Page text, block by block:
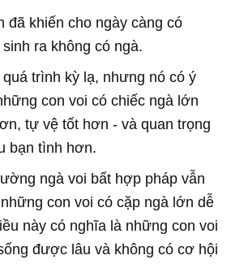
đã khiến cho ngày càng có
ra không có ngà.
trình kỳ lạ, nhưng nó có ý
con voi có chiếc ngà lớn
tự vệ tốt hơn - và quan trọng
bạn tình hơn.
ngà voi bất hợp pháp vẫn
con voi có cặp ngà lớn dễ
này có nghĩa là những con voi
được lâu và không có cơ hội